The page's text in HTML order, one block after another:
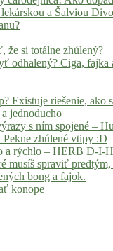
a Šalviou
že si totálne zhúlený?
odhalený? Ciga, fajka
Existuje riešenie, ako
jednoducho
s ním spojené –
zhúlené vtipy :D
a rýchlo – HERB D-I-
musíš spraviť
bong a fajok.
konope